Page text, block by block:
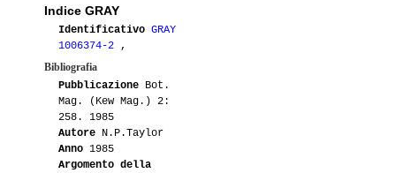
Indice GRAY
Identificativo GRAY
1006374-2 ,
Bibliografia
Pubblicazione Bot.
Mag. (Kew Mag.) 2:
258. 1985
Autore N.P.Taylor
Anno 1985
Argomento della